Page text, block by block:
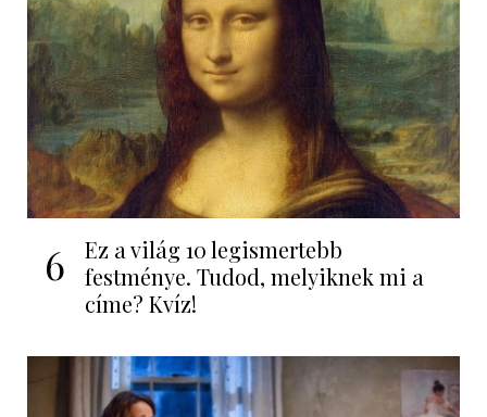
6
Ez a világ 10 legismertebb
festménye. Tudod, melyiknek mi a
címe? Kvíz!